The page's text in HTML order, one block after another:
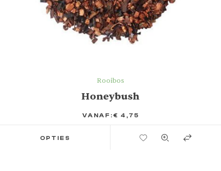
Rooibos
Honeybush
VANAF: € 4,75
OPTIES